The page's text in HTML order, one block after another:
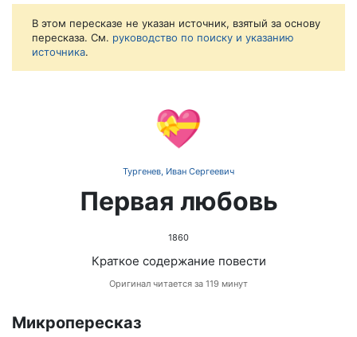
В этом пересказе не указан источник, взятый за основу
пересказа. См. руководство по поиску и указанию
источника.
💝
Тургенев, Иван Сергеевич
Первая любовь
1860
Краткое содержание повести
Оригинал читается за 119 минут
Микропересказ